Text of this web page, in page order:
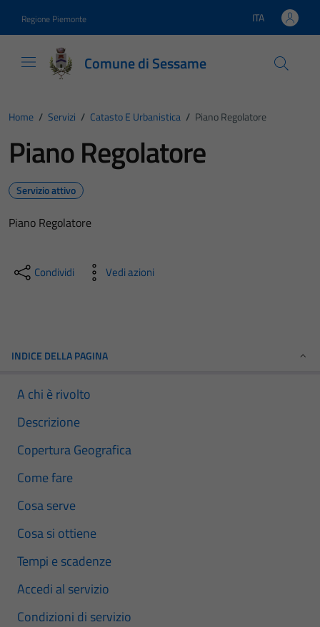
Regione Piemonte Lingua attiva:
ITA
Comune di Sessame
Home / Servizi / Catasto E Urbanistica / Piano Regolatore
Piano Regolatore
Servizio attivo
Piano Regolatore
Condividi Vedi azioni
INDICE DELLA PAGINA
A chi è rivolto
Descrizione
Copertura Geografica
Come fare
Cosa serve
Cosa si ottiene
Tempi e scadenze
Accedi al servizio
Condizioni di servizio